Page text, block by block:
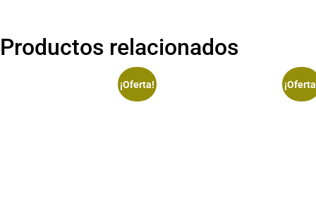
Productos relacionados
¡Oferta!